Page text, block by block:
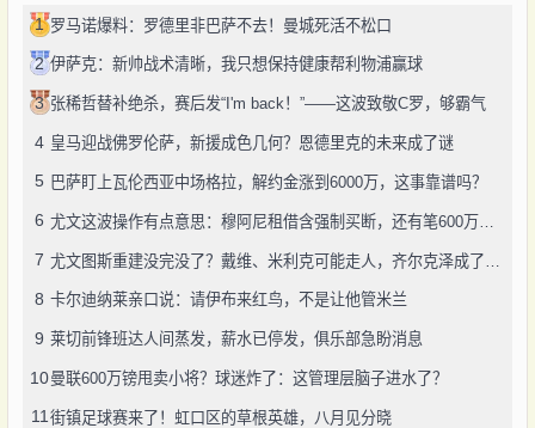
1 罗马诺爆料：罗德里非巴萨不去！曼城死活不松口
2 伊萨克：新帅战术清晰，我只想保持健康帮利物浦赢球
3 张稀哲替补绝杀，赛后发“I'm back！”——这波致敬C罗，够霸气
4 皇马迎战佛罗伦萨，新援成色几何？恩德里克的未来成了谜
5 巴萨盯上瓦伦西亚中场格拉，解约金涨到6000万，这事靠谱吗？
6
7
8 卡尔迪纳莱亲口说：请伊布来红鸟，不是让他管米兰
9 莱切前锋班达人间蒸发，薪水已停发，俱乐部急盼消息
10曼联600万镑甩卖小将？球迷炸了：这管理层脑子进水了？
11街镇足球赛来了！虹口区的草根英雄，八月见分晓